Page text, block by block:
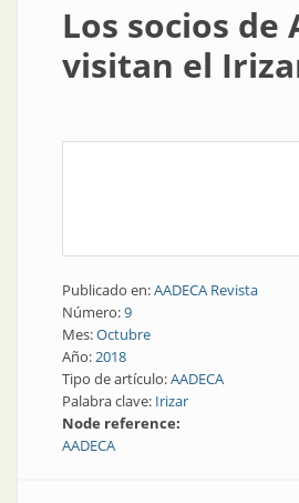
Los socios de
visitan el
Publicado en:AADECA Revista
Número:9
Mes:Octubre
Año:2018
Tipo de artículo:AADECA
Palabra clave: Irizar
Node reference:
AADECA